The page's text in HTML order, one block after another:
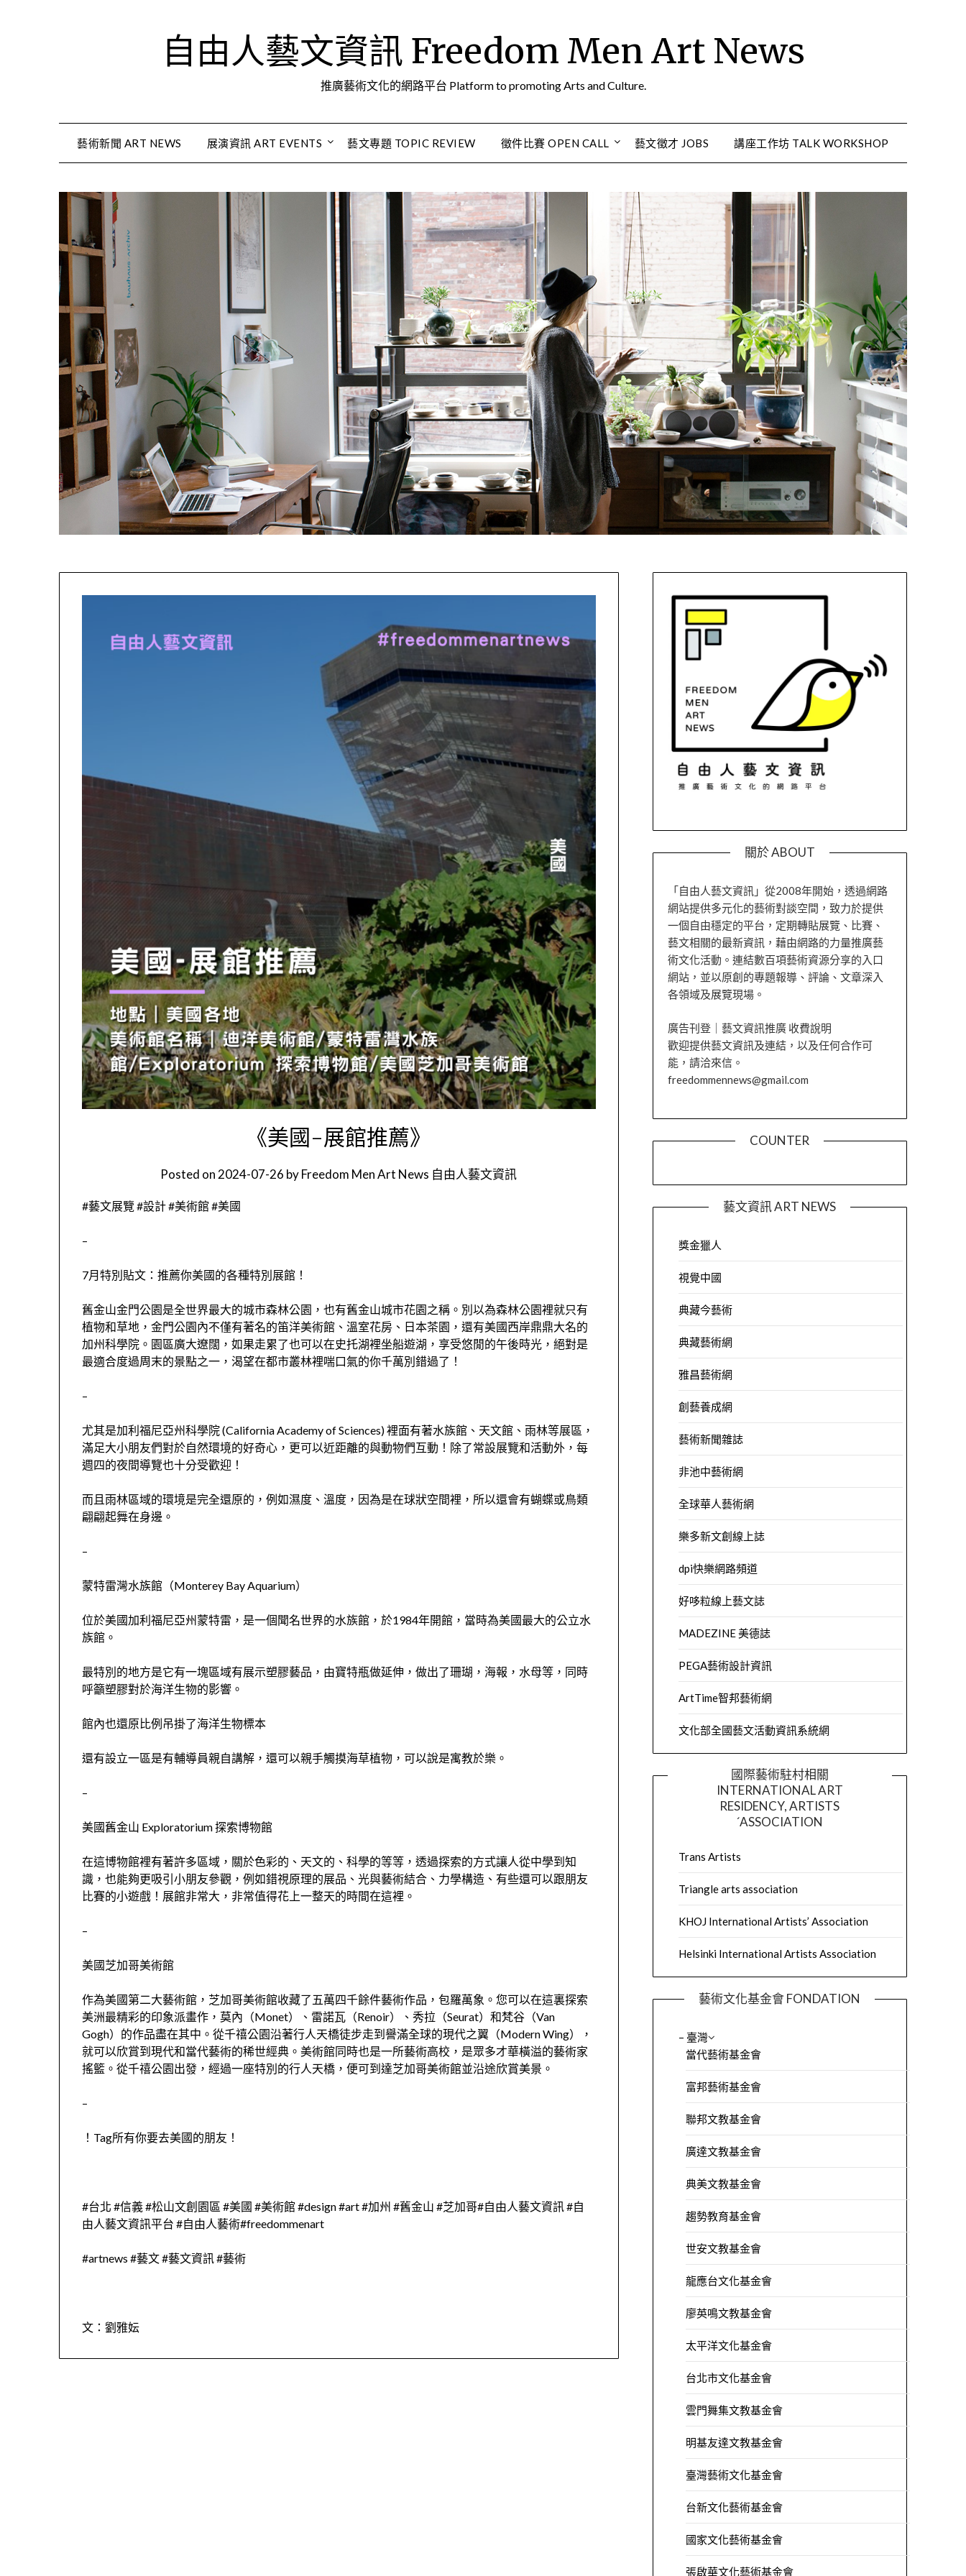
自由人藝文資訊 Freedom Men Art News
推廣藝術文化的網路平台 Platform to promoting Arts and Culture.
藝術新聞 ART NEWS 展演資訊 ART EVENTS 藝文專題 TOPIC REVIEW 徵件比賽 OPEN CALL 藝文徵才 JOBS 講座工作坊 TALK WORKSHOP
《美國-展館推薦》
Posted on 2024-07-26 byFreedom Men Art News 自由人藝文資訊
#藝文展覽 #設計 #美術館 #美國
–
7月特別貼文：推薦你美國的各種特別展館！
舊金山金門公園是全世界最大的城市森林公園，也有舊金山城市花園之稱。別以為森林公園裡就只有
植物和草地，金門公園內不僅有著名的笛洋美術館、溫室花房、日本茶園，還有美國西岸鼎鼎大名的
加州科學院。園區廣大遼闊，如果走累了也可以在史托湖裡坐船遊湖，享受悠閒的午後時光，絕對是
最適合度過周末的景點之一，渴望在都市叢林裡喘口氣的你千萬別錯過了！
–
尤其是加利福尼亞州科學院 (California Academy of Sciences) 裡面有著水族館、天文館、雨林等展區，
滿足大小朋友們對於自然環境的好奇心，更可以近距離的與動物們互動！除了常設展覽和活動外，每
週四的夜間導覽也十分受歡迎！
而且雨林區域的環境是完全還原的，例如濕度、溫度，因為是在球狀空間裡，所以還會有蝴蝶或鳥類
翩翩起舞在身邊。
–
蒙特雷灣水族館（Monterey Bay Aquarium）
位於美國加利福尼亞州蒙特雷，是一個聞名世界的水族館，於1984年開館，當時為美國最大的公立水
族館。
最特別的地方是它有一塊區域有展示塑膠藝品，由寶特瓶做延伸，做出了珊瑚，海報，水母等，同時
呼籲塑膠對於海洋生物的影響。
館內也還原比例吊掛了海洋生物標本
還有設立一區是有輔導員親自講解，還可以親手觸摸海草植物，可以說是寓教於樂。
–
美國舊金山 Exploratorium 探索博物館
在這博物館裡有著許多區域，關於色彩的、天文的、科學的等等，透過探索的方式讓人從中學到知
識，也能夠更吸引小朋友參觀，例如錯視原理的展品、光與藝術結合、力學構造、有些還可以跟朋友
比賽的小遊戲！展館非常大，非常值得花上一整天的時間在這裡。
–
美國芝加哥美術館
作為美國第二大藝術館，芝加哥美術館收藏了五萬四千餘件藝術作品，包羅萬象。您可以在這裏探索
美洲最精彩的印象派畫作，莫內（Monet）、雷諾瓦（Renoir）、秀拉（Seurat）和梵谷（Van
Gogh）的作品盡在其中。從千禧公園沿著行人天橋徒步走到譽滿全球的現代之翼（Modern Wing），
就可以欣賞到現代和當代藝術的稀世經典。美術館同時也是一所藝術高校，是眾多才華橫溢的藝術家
搖籃。從千禧公園出發，經過一座特別的行人天橋，便可到達芝加哥美術館並沿途欣賞美景。
–
！Tag所有你要去美國的朋友！
#台北 #信義 #松山文創園區 #美國 #美術館 #design #art #加州 #舊金山 #芝加哥#自由人藝文資訊 #自
由人藝文資訊平台 #自由人藝術#freedommenart
#artnews #藝文 #藝文資訊 #藝術
文：劉雅妘
關於 ABOUT
「自由人藝文資訊」從2008年開始，透過網路
網站提供多元化的藝術對談空間，致力於提供
一個自由穩定的平台，定期轉貼展覽、比賽、
藝文相關的最新資訊，藉由網路的力量推廣藝
術文化活動。連結數百項藝術資源分享的入口
網站，並以原創的專題報導、評論、文章深入
各領域及展覽現場。
廣告刊登｜藝文資訊推廣 收費說明
歡迎提供藝文資訊及連結，以及任何合作可
能，請洽來信。
freedommennews@gmail.com
COUNTER
藝文資訊 ART NEWS
獎金獵人
視覺中國
典藏今藝術
典藏藝術網
雅昌藝術網
創藝養成網
藝術新聞雜誌
非池中藝術網
全球華人藝術網
樂多新文創線上誌
dpi快樂網路頻道
好哆粒線上藝文誌
MADEZINE 美德誌
PEGA藝術設計資訊
ArtTime智邦藝術網
文化部全國藝文活動資訊系統網
國際藝術駐村相關
INTERNATIONAL ART
RESIDENCY, ARTISTS
´ASSOCIATION
Trans Artists
Triangle arts association
KHOJ International Artists’ Association
Helsinki International Artists Association
藝術文化基金會 FONDATION
– 臺灣
當代藝術基金會
富邦藝術基金會
聯邦文教基金會
廣達文教基金會
典美文教基金會
趨勢教育基金會
世安文教基金會
龍應台文化基金會
廖英鳴文教基金會
太平洋文化基金會
台北市文化基金會
雲門舞集文教基金會
明基友達文教基金會
臺灣藝術文化基金會
台新文化藝術基金會
國家文化藝術基金會
張啟華文化藝術基金會